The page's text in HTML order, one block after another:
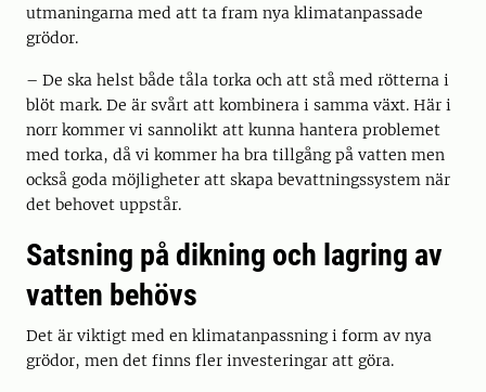
utmaningarna med att ta fram nya klimatanpassade
grödor.
– De ska helst både tåla torka och att stå med rötterna i
blöt mark. De är svårt att kombinera i samma växt. Här i
norr kommer vi sannolikt att kunna hantera problemet
med torka, då vi kommer ha bra tillgång på vatten men
också goda möjligheter att skapa bevattningssystem när
det behovet uppstår.
Satsning på dikning och lagring av
vatten behövs
Det är viktigt med en klimatanpassning i form av nya
grödor, men det finns fler investeringar att göra.